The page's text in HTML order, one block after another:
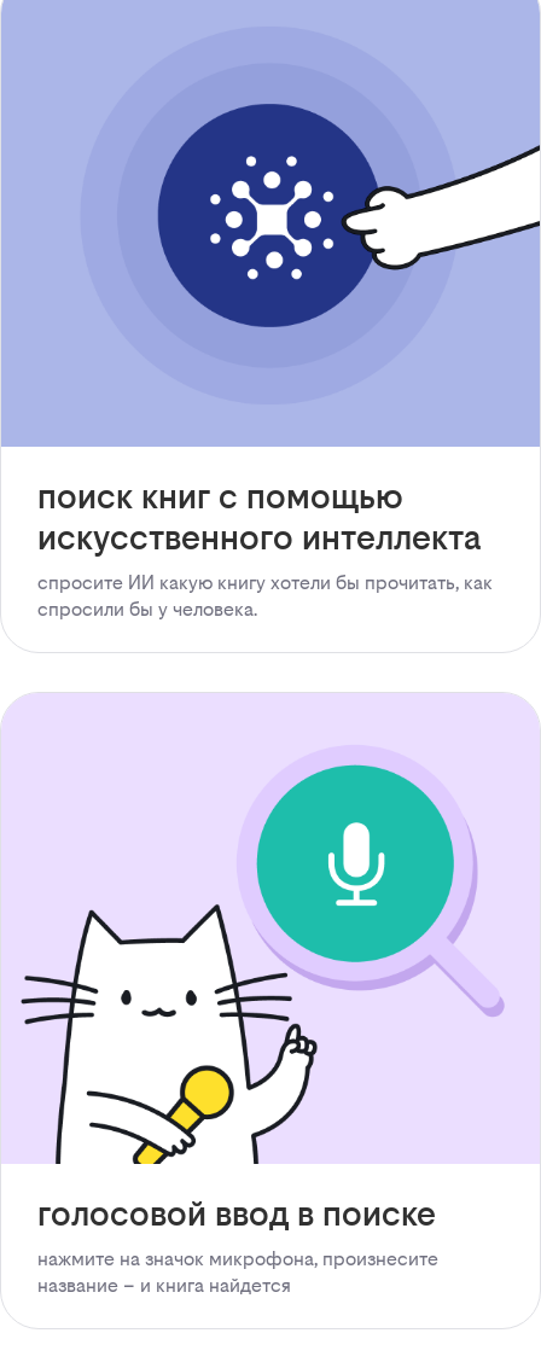
поиск книг с помощью
искусственного интеллекта
спросите ИИ какую книгу хотели бы прочитать, как
спросили бы у человека.
голосовой ввод в поиске
нажмите на значок микрофона, произнесите
название – и книга найдется